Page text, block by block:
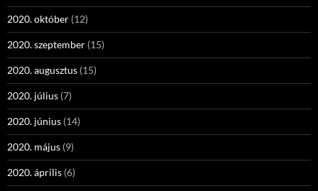
2020. október (12)
2020. szeptember (15)
2020. augusztus (15)
2020. július (7)
2020. június (14)
2020. május (9)
2020. április (6)